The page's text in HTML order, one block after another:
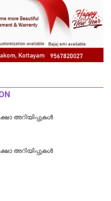
അറിയിപ്പുകൾ
അറിയിപ്പുകൾ